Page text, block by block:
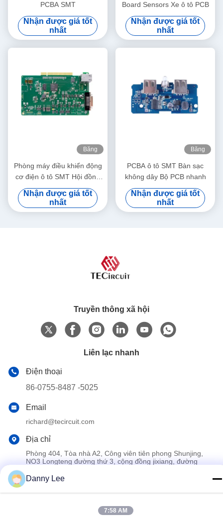
PCBA SMT
Nhận được giá tốt
nhất
Board Sensors Xe ô tô PCB
Nhận được giá tốt
nhất
Băng
Phòng máy điều khiển động
cơ điện ô tô SMT Hội đồng
bảng mạch in với bảng linh
hoạt PCBA0121
Nhận được giá tốt
nhất
Băng
PCBA ô tô SMT Bàn sạc
không dây Bộ PCB nhanh
Nhận được giá tốt
nhất
Truyền thông xã hội
Liên lạc nhanh
Điện thoại
86-0755-8487 -5025
Email
richard@tecircuit.com
Địa chỉ
Phòng 404, Tòa nhà A2, Công viên tiên phong Shunjing,
NO3 Longteng đường thứ 3, cộng đồng jixiang, đường
Trung Quốc Chất lượng tốt pcb nhiều lớp Nhà cung cấp. 2024-
Danny Lee
7:58 AM